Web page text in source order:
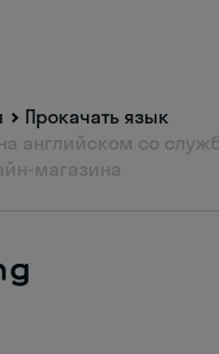
Прокачать язык
английском со
магазина